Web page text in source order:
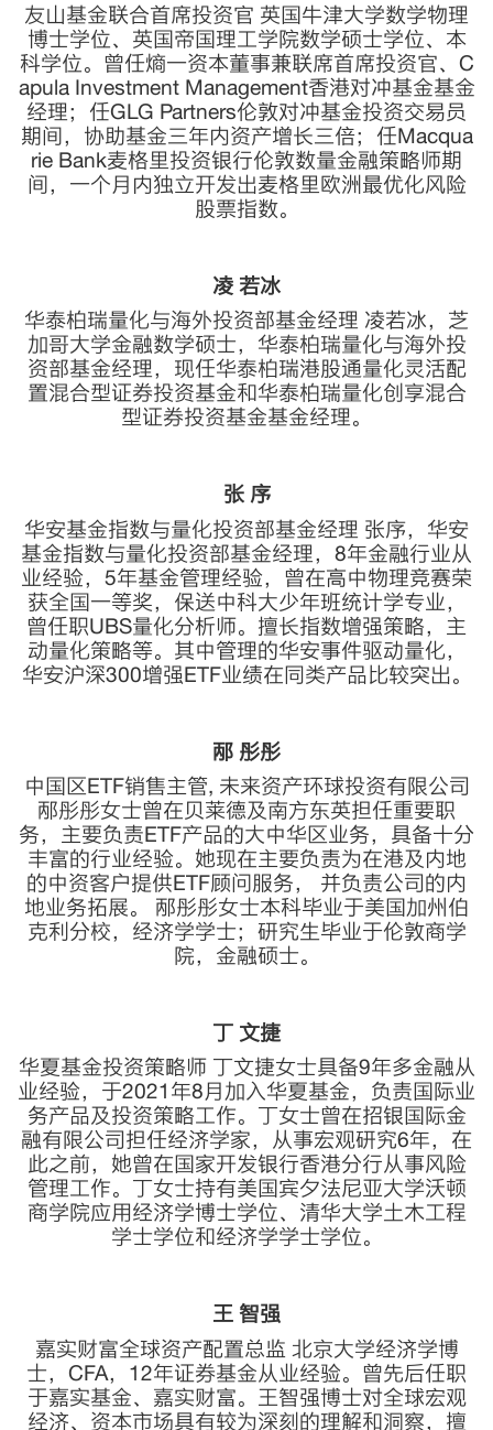
友山基金联合首席投资官 英国牛津大学数学物理
博士学位、英国帝国理工学院数学硕士学位、本
科学位。曾任熵一资本董事兼联席首席投资官、C
apula Investment Management香港对冲基金基金
经理；任GLG Partners伦敦对冲基金投资交易员
期间，协助基金三年内资产增长三倍；任Macqua
rie Bank麦格里投资银行伦敦数量金融策略师期
间，一个月内独立开发出麦格里欧洲最优化风险
股票指数。
凌 若冰
华泰柏瑞量化与海外投资部基金经理 凌若冰，芝
加哥大学金融数学硕士，华泰柏瑞量化与海外投
资部基金经理，现任华泰柏瑞港股通量化灵活配
置混合型证券投资基金和华泰柏瑞量化创享混合
型证券投资基金基金经理。
张 序
华安基金指数与量化投资部基金经理 张序，华安
基金指数与量化投资部基金经理，8年金融行业从
业经验，5年基金管理经验，曾在高中物理竞赛荣
获全国一等奖，保送中科大少年班统计学专业，
曾任职UBS量化分析师。擅长指数增强策略，主
动量化策略等。其中管理的华安事件驱动量化，
华安沪深300增强ETF业绩在同类产品比较突出。
邴 彤彤
中国区ETF销售主管, 未来资产环球投资有限公司
邴彤彤女士曾在贝莱德及南方东英担任重要职
务，主要负责ETF产品的大中华区业务，具备十分
丰富的行业经验。她现在主要负责为在港及内地
的中资客户提供ETF顾问服务， 并负责公司的内
地业务拓展。 邴彤彤女士本科毕业于美国加州伯
克利分校，经济学学士；研究生毕业于伦敦商学
院，金融硕士。
丁 文捷
华夏基金投资策略师 丁文捷女士具备9年多金融从
业经验，于2021年8月加入华夏基金，负责国际业
务产品及投资策略工作。丁女士曾在招银国际金
融有限公司担任经济学家，从事宏观研究6年，在
此之前，她曾在国家开发银行香港分行从事风险
管理工作。丁女士持有美国宾夕法尼亚大学沃顿
商学院应用经济学博士学位、清华大学土木工程
学士学位和经济学学士学位。
王 智强
嘉实财富全球资产配置总监 北京大学经济学博
士，CFA，12年证券基金从业经验。曾先后任职
于嘉实基金、嘉实财富。王智强博士对全球宏观
经济、资本市场具有较为深刻的理解和洞察，擅